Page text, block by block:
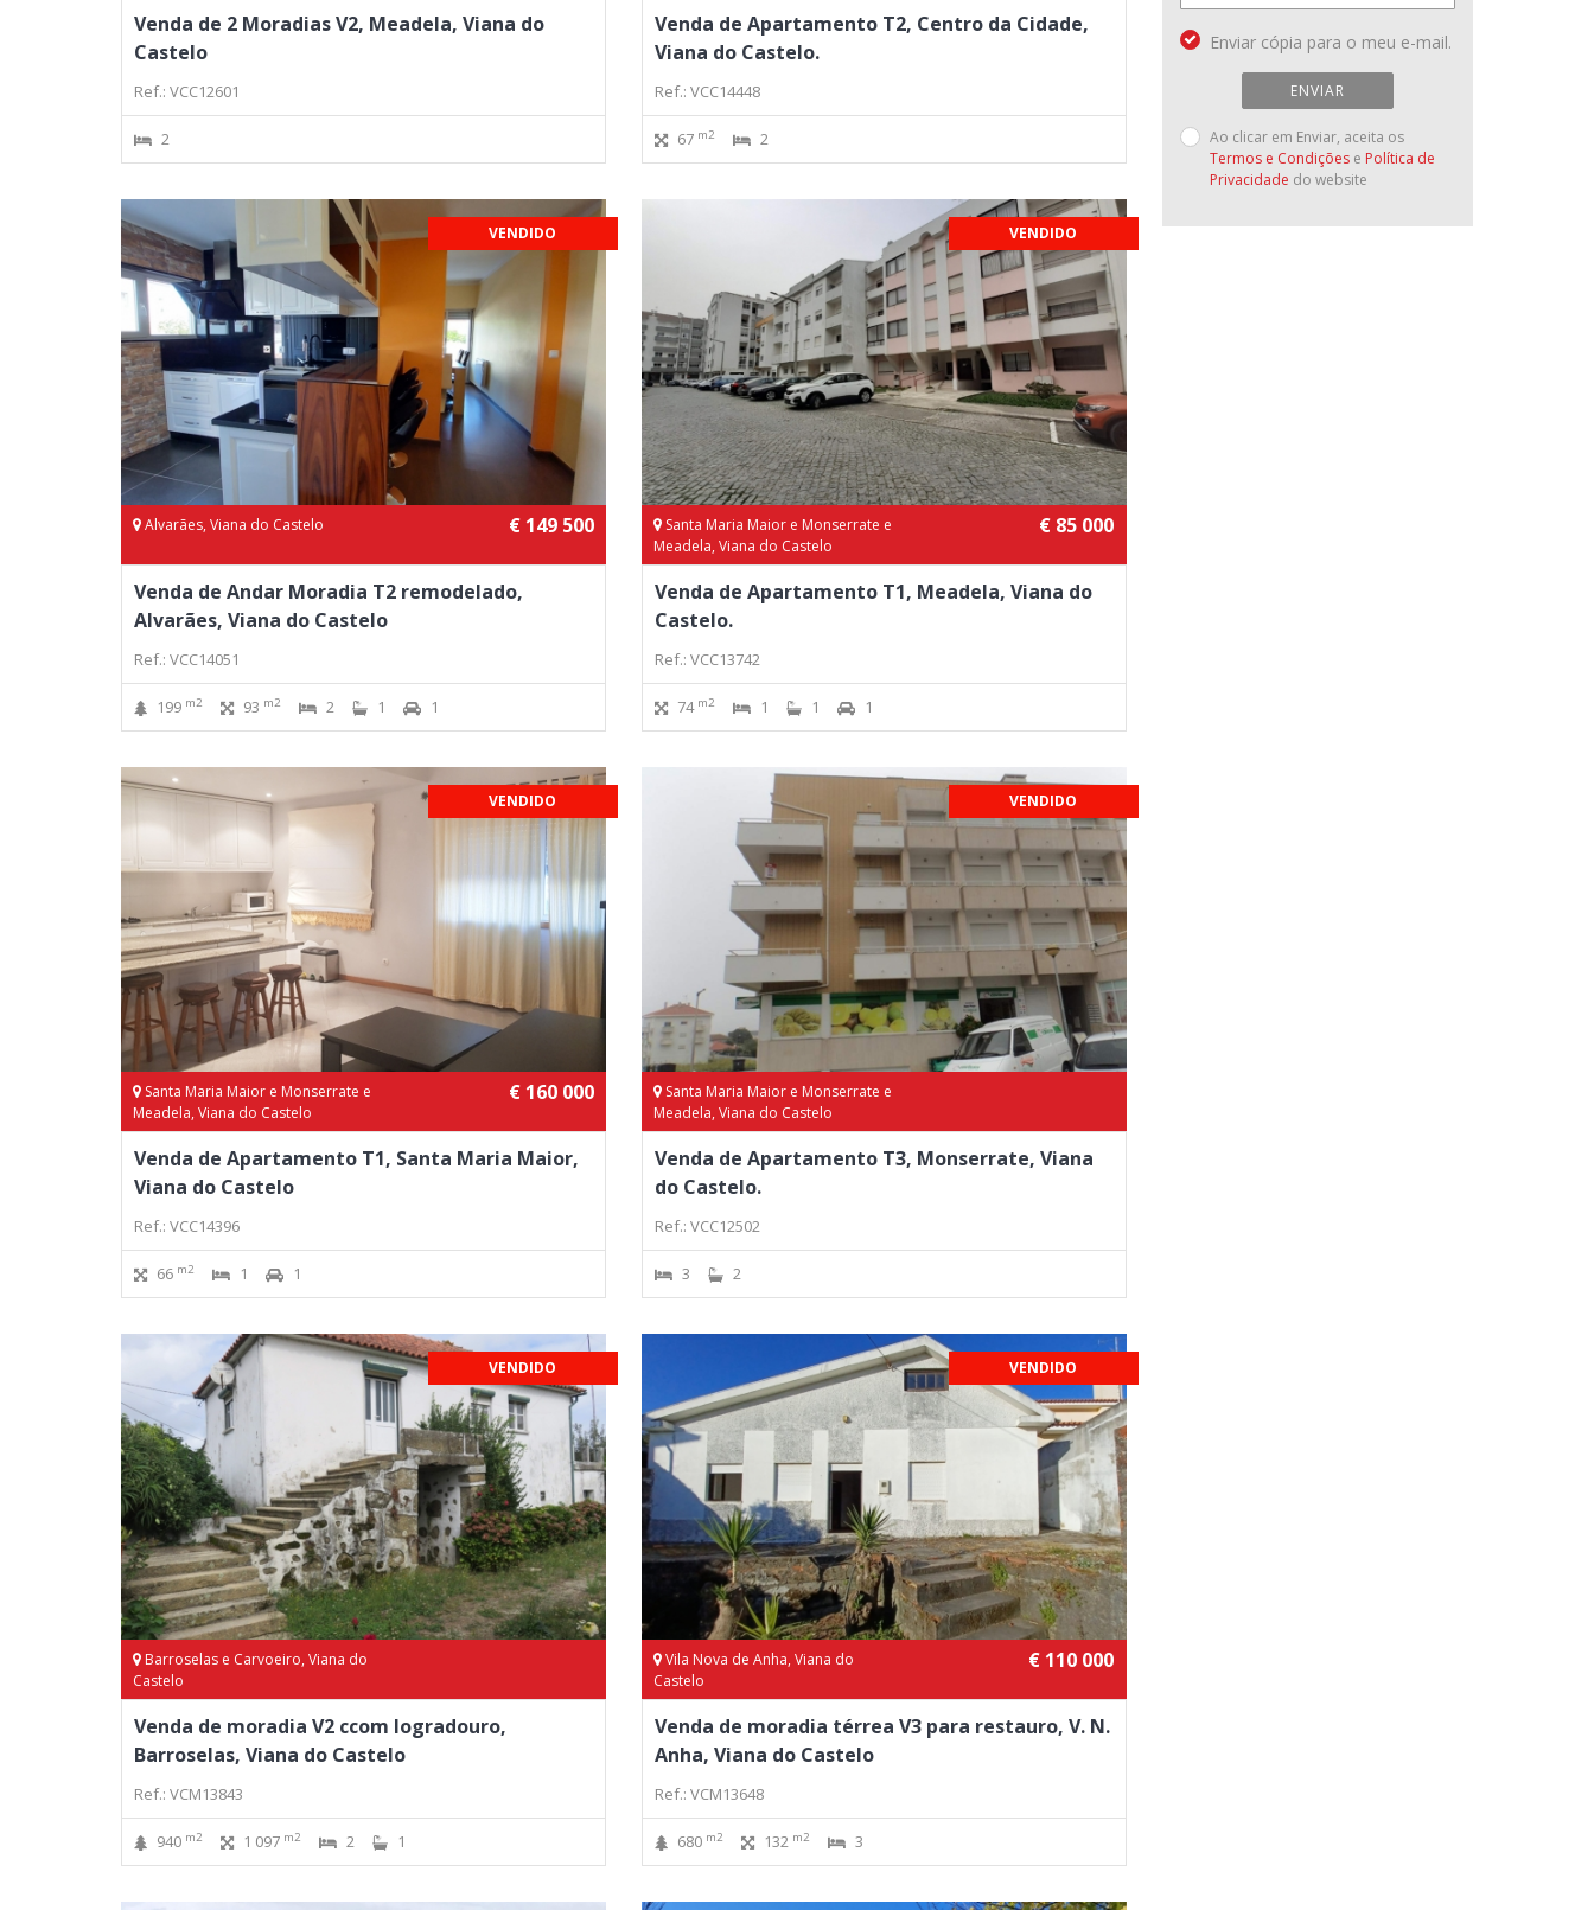
Venda de 2 Moradias V2, Meadela, Viana do
Castelo
Ref.: VCC12601
2
Venda de Apartamento T2, Centro da Cidade,
Viana do Castelo.
Ref.: VCC14448
67 m2 2
VENDIDO
Alvarães, Viana do Castelo € 149 500
Venda de Andar Moradia T2 remodelado,
Alvarães, Viana do Castelo
Ref.: VCC14051
199 m2 93 m2 2 1 1
VENDIDO
Santa Maria Maior e Monserrate e
Meadela, Viana do Castelo
€ 85 000
Venda de Apartamento T1, Meadela, Viana do
Castelo.
Ref.: VCC13742
74 m2 1 1 1
VENDIDO
Santa Maria Maior e Monserrate e
Meadela, Viana do Castelo
€ 160 000
Venda de Apartamento T1, Santa Maria Maior,
Viana do Castelo
Ref.: VCC14396
66 m2 1 1
VENDIDO
Santa Maria Maior e Monserrate e
Meadela, Viana do Castelo
Venda de Apartamento T3, Monserrate, Viana
do Castelo.
Ref.: VCC12502
3 2
VENDIDO
Barroselas e Carvoeiro, Viana do
Castelo
Venda de moradia V2 ccom logradouro,
Barroselas, Viana do Castelo
Ref.: VCM13843
940 m2 1 097 m2 2 1
VENDIDO
Vila Nova de Anha, Viana do
Castelo
€ 110 000
Venda de moradia térrea V3 para restauro, V. N.
Anha, Viana do Castelo
Ref.: VCM13648
680 m2 132 m2 3
Enviar cópia para o meu e-mail.
ENVIAR
Ao clicar em Enviar, aceita os
Termos e Condiçõese Política de
Privacidade do website